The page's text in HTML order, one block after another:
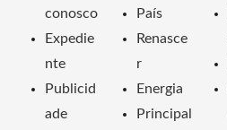
conosco
Expedie
nte
Publicid
ade
País
Renasce
r
Energia
Principal